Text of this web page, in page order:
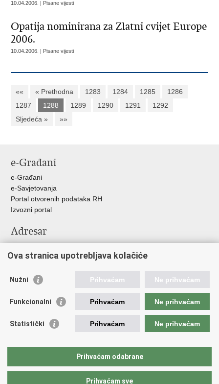
10.04.2006. | Pisane vijesti
Opatija nominirana za Zlatni cvijet Europe
2006.
10.04.2006. | Pisane vijesti
«« « Prethodna 1283 1284 1285
1286
1287
1288 1289 1290 1291
1292
Sljedeća »
»»
e-Građani
e-Građani
e-Savjetovanja
Portal otvorenih podataka RH
Izvozni portal
Adresar
Adresar tijela javne vlasti
Korisne poveznice
Vlada RH
Predsjednik RH
Pravobraniteljica za ravnopravnost spolova
Povjerenik za informiranje
Ova stranica upotrebljava kolačiće
Nužni Prihvaćam Ne prihvaćam
Funkcionalni Prihvaćam Ne prihvaćam
Statistički Prihvaćam Ne prihvaćam
Prihvaćam odabrane
Prihvaćam sve